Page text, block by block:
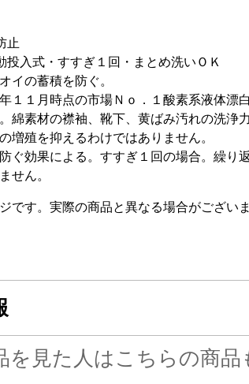
止
投入式・すすぎ１回・まとめ洗いＯＫ
の蓄積を防ぐ。
１月時点の市場Ｎｏ．１酸素系液体漂
。綿素材の襟袖、靴下、黄ばみ汚れの洗
殖を抑えるわけではありません。
効果による。すすぎ１回の場合。繰り
せん。
です。実際の商品と異なる場合がございま
を見た人はこちらの商品